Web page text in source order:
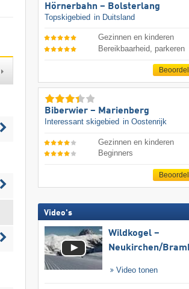
Hörnerbahn – Bolsterlang
Topskigebied in Duitsland
Gezinnen en kinderen
Bereikbaarheid, parkeren
Biberwier – Marienberg
Interessant skigebied in Oostenrijk
Gezinnen en kinderen
Beginners
Video's
Wildkogel –
Neukirchen/​
Video tonen